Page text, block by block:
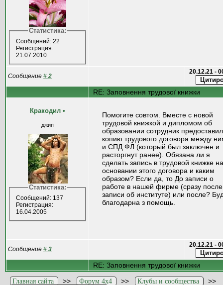
Статистика:
Сообщений: 22
Регистрация:
21.07.2010
Сообщение # 2
20.12.21 -
RE: Заповнення трудової книжки
Кракодил •
джип
Статистика:
Сообщений: 137
Регистрация:
16.04.2005
Помогите совтом. Вместе с новой
трудовой книжкой и дипломом об
образовании сотрудник
копию трудового договора между
и СПД ФЛ (который был заключен и
расторгнут ранее). Обязана ли я
сделать запись в трудовой книжке на
основании этого договора и каким
образом? Если да, то До записи о
работе в нашей фирме (сразу после
записи об институте) или после?
благодарна з помощь.
Сообщение # 3
20.12.21 -
RE: Заповнення трудової книжки
Главная сайта >> Форум 4x4 >> Клубы и сообщества >>